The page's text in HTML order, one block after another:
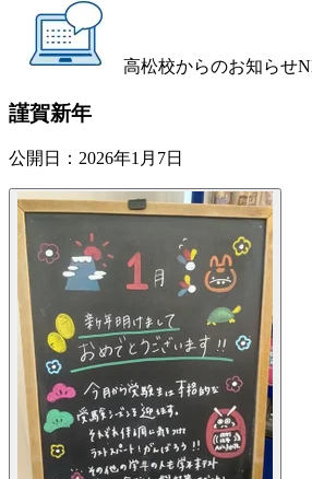
高松校からのお知らせ
謹賀新年
公開日： 2026年1月7日